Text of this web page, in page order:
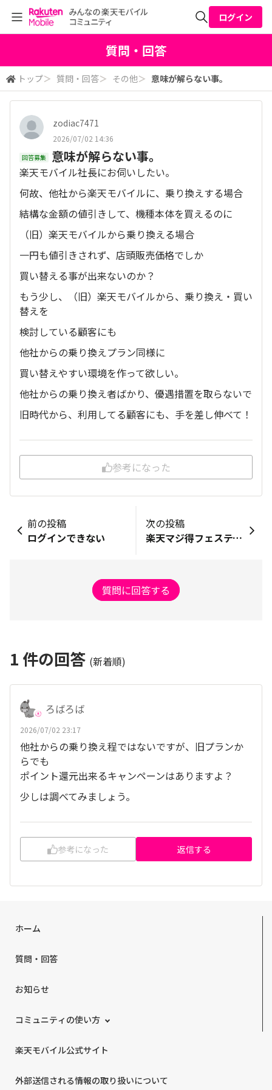
検索
ログイン
質問・回答
トップ＞ 質問・回答＞ その他＞ 意味が解らない事。
zodiac7471
2026/07/02 14:36
回答募集 意味が解らない事。
楽天モバイル社長にお伺いしたい。
何故、他社から楽天モバイルに、乗り換えする場合
結構な金額の値引きして、機種本体を買えるのに
（旧）楽天モバイルから乗り換える場合
一円も値引きされず、店頭販売価格でしか
買い替える事が出来ないのか？
もう少し、（旧）楽天モバイルから、乗り換え・買い
替えを
検討している顧客にも
他社からの乗り換えプラン同様に
買い替えやすい環境を作って欲しい。
他社からの乗り換え者ばかり、優遇措置を取らないで
旧時代から、利用してる顧客にも、手を差し伸べて！
参考になった
前の投稿
ログインできない
次の投稿
楽天マジ得フェスティバルキャンペーンとプランについて
質問に回答する
1 件の回答 (新着順)
ろばろば
2026/07/02 23:17
他社からの乗り換え程ではないですが、旧プランか
らでも
ポイント還元出来るキャンペーンはありますよ？
少しは調べてみましょう。
参考になった 返信する
ホーム
質問・回答
お知らせ
コミュニティの使い方
楽天モバイル公式サイト
外部送信される情報の取り扱いについて